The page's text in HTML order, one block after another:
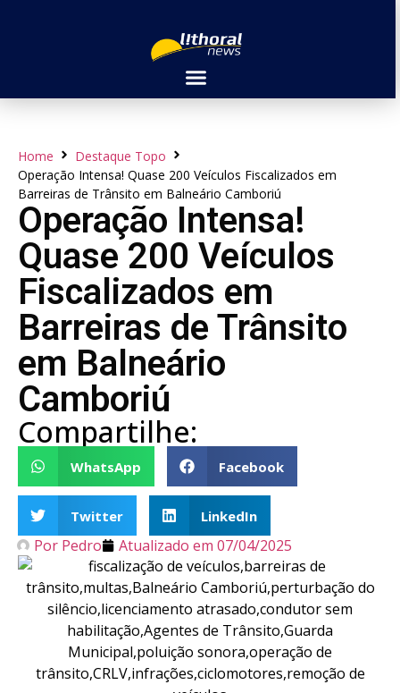
Home
Destaque Topo
Operação Intensa! Quase 200 Veículos Fiscalizados em
Barreiras de Trânsito em Balneário Camboriú
Operação Intensa!
Quase 200 Veículos
Fiscalizados em
Barreiras de Trânsito
em Balneário
Camboriú
Compartilhe:
WhatsApp Facebook
Twitter LinkedIn
Por Pedro Atualizado em 07/04/2025